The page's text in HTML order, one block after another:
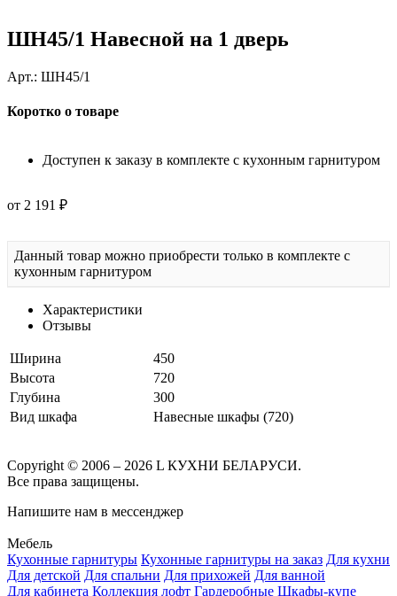
ШН45/1 Навесной на 1 дверь
Арт.: ШН45/1
Коротко о товаре
Доступен к заказу в комплекте с кухонным гарнитуром
от 2 191 ₽
Данный товар можно приобрести только в комплекте с
кухонным гарнитуром
Характеристики
Отзывы
Ширина
450
Высота
720
Глубина
300
Вид шкафа
Навесные шкафы (720)
Copyright © 2006 – 2026 L КУХНИ БЕЛАРУСИ.
Все права защищены.
Напишите нам в мессенджер
Мебель
Кухонные гарнитуры Кухонные гарнитуры на заказ Для кухни
Для детской Для спальни Для прихожей Для ванной
Для кабинета Коллекция лофт Гардеробные Шкафы-купе